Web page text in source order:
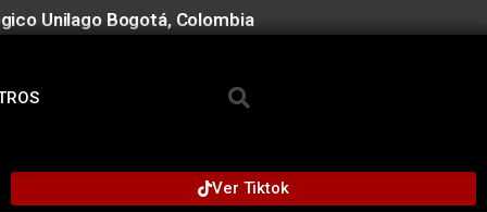
Unilago Bogotá, Colombia
Ver Tiktok